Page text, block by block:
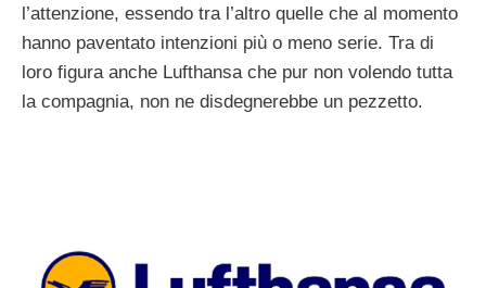
l’attenzione, essendo tra l’altro quelle che al momento
hanno paventato intenzioni più o meno serie. Tra di
loro figura anche Lufthansa che pur non volendo tutta
la compagnia, non ne disdegnerebbe un pezzetto.